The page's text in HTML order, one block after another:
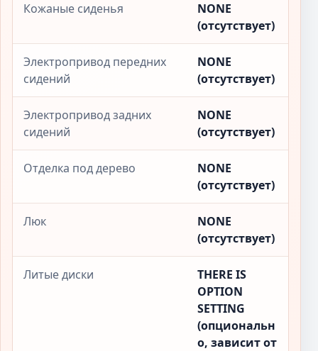
Кожаные сиденья
NONE
(отсутствует)
Электропривод передних
сидений
NONE
(отсутствует)
Электропривод задних
сидений
NONE
(отсутствует)
Отделка под дерево
NONE
(отсутствует)
Люк
NONE
(отсутствует)
Литые диски
THERE IS
OPTION
SETTING
(опциональн
о, зависит от